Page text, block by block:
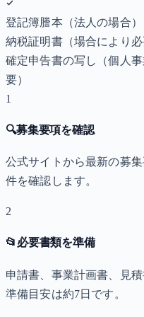
登記簿謄本（法人の場合）
納税証明書（場合により必
確定申告書の写し（個人事
要）
1
🔍募集要項を確認
公式サイトから最新の募
件を確認します。
2
📂 必要書類を準備
申請書、事業計画書、見
準備目安は約7日です。